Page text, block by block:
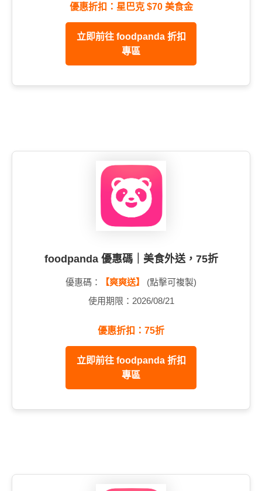
優惠折扣：星巴克 $70 美食金
立即前往 foodpanda 折扣
專區
foodpanda 優惠碼｜美食外送，75折
優惠碼： 【爽爽送】
(點擊可複製)
使用期限：2026/08/21
優惠折扣：75折
立即前往 foodpanda 折扣
專區